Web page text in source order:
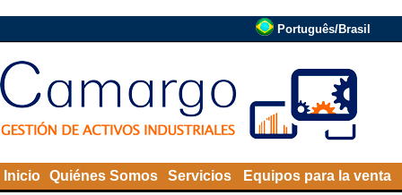
Português/Brasil
Inicio Quiénes Somos Servicios Equipos para la venta